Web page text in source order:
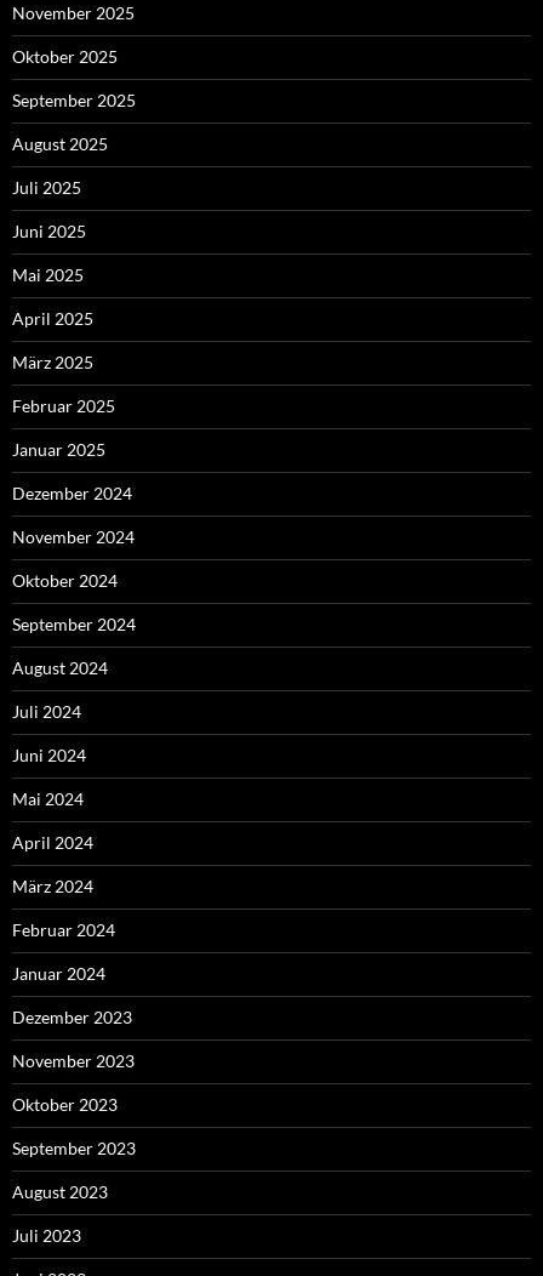
November 2025
Oktober 2025
September 2025
August 2025
Juli 2025
Juni 2025
Mai 2025
April 2025
März 2025
Februar 2025
Januar 2025
Dezember 2024
November 2024
Oktober 2024
September 2024
August 2024
Juli 2024
Juni 2024
Mai 2024
April 2024
März 2024
Februar 2024
Januar 2024
Dezember 2023
November 2023
Oktober 2023
September 2023
August 2023
Juli 2023